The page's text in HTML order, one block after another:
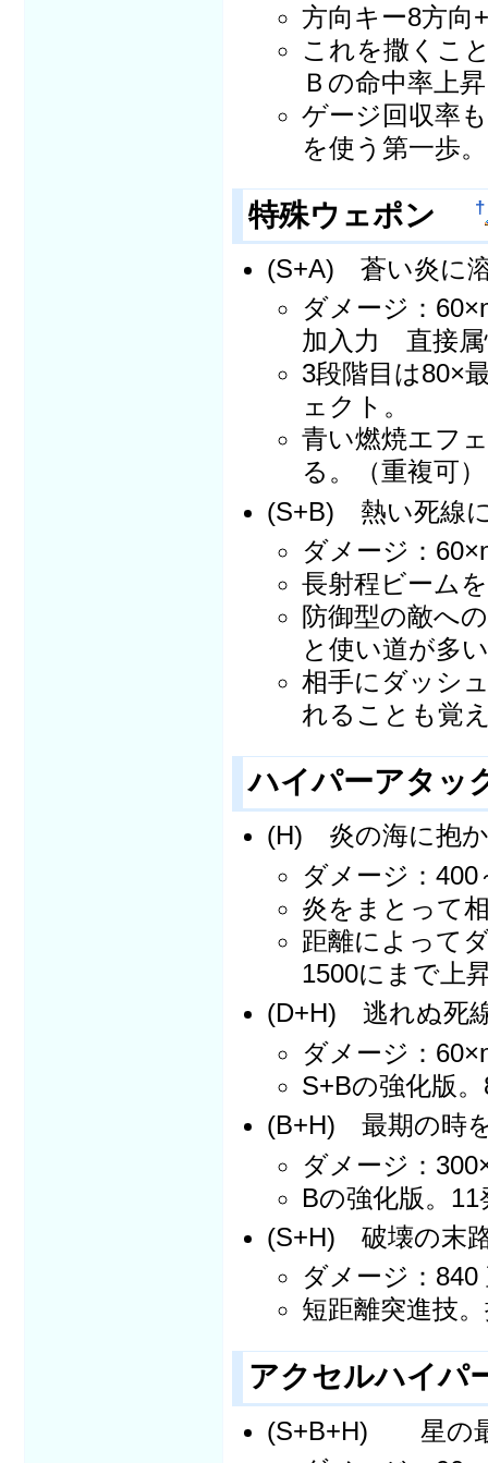
方向キー8方向
これを撒くこ
Ｂの命中率上
ゲージ回収率
を使う第一歩。
特殊ウェポン †
(S+A) 蒼い炎に
ダメージ：
加入力 直接属
3段階目は80×
ェクト。
青い燃焼エフ
る。（重複可）
(S+B) 熱い死線
ダメージ：
長射程ビーム
防御型の敵へ
と使い道が多
相手にダッシ
れることも覚
ハイパーアタ
(H) 炎の海に抱
ダメージ：
炎をまとって
距離によって
1500にまで上
(D+H) 逃れぬ死
ダメージ：
S+Bの強化版
(B+H) 最期の時
ダメージ：
Bの強化版。
(S+H) 破壊の末
ダメージ：840
短距離突進技
アクセルハイ
(S+B+H) 星の